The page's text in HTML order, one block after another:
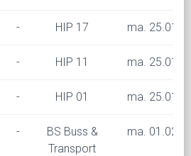
- HIP 17 ma. 25.01
- HIP 11 ma. 25.01
- HIP 01 ma. 25.01
-
BS Buss &
Transport
ma. 01.02